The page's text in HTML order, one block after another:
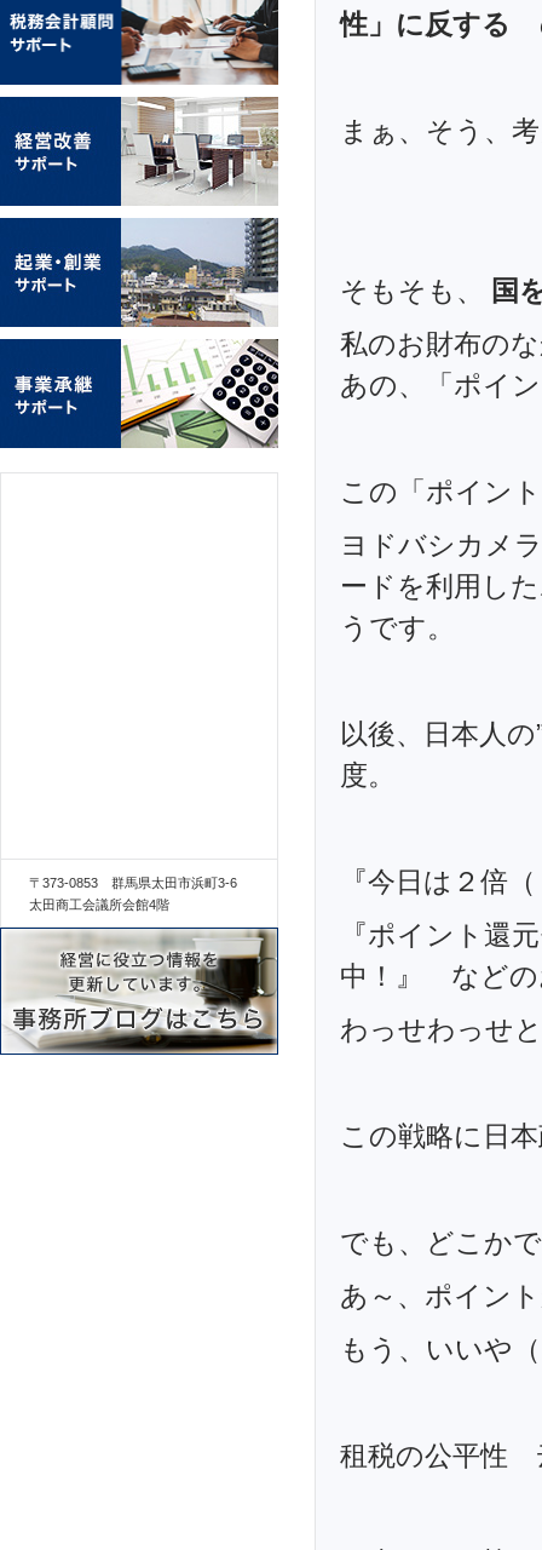
性」に反する
まぁ、そう、
そもそも、
国
私のお財布の
あの、「ポイ
この「ポイン
ヨドバシカメ
ードを利用し
うです。
以後、日本人
度。
『今日は２倍
『ポイント還
中！』 などの
わっせわっせ
この戦略に日
でも、どこか
あ～、ポイン
もう、いいや
租税の公平性
〒373-0853 群馬県太田市浜町3-6
太田商工会議所会館4階